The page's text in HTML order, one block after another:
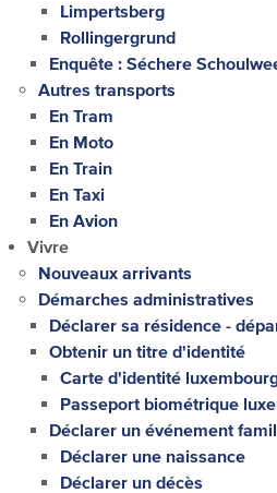
Limpertsberg
Rollingergrund
Enquête : Séchere
Autres transports
En Tram
En Moto
En Train
En Taxi
En Avion
Vivre
Nouveaux arrivants
Démarches administratives
Déclarer sa résidence -
Obtenir un titre d'identité
Carte d'identité
Passeport biométrique
Déclarer un événement
Déclarer une naissance
Déclarer un décès